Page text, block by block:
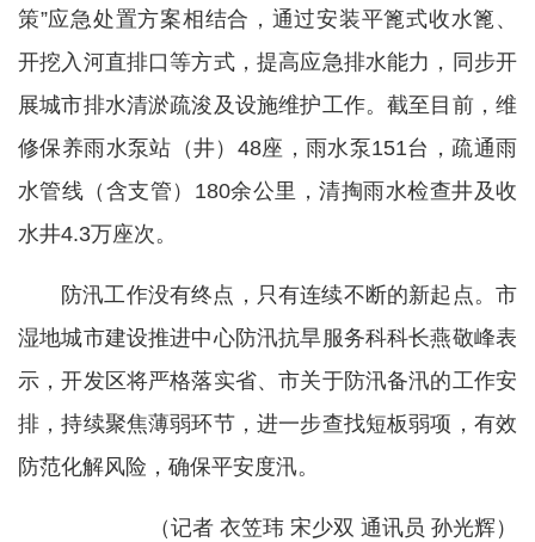
策”应急处置方案相结合，通过安装平篦式收水篦、
开挖入河直排口等方式，提高应急排水能力，同步开
展城市排水清淤疏浚及设施维护工作。截至目前，维
修保养雨水泵站（井）48座，雨水泵151台，疏通雨
水管线（含支管）180余公里，清掏雨水检查井及收
水井4.3万座次。
防汛工作没有终点，只有连续不断的新起点。市
湿地城市建设推进中心防汛抗旱服务科科长燕敬峰表
示，开发区将严格落实省、市关于防汛备汛的工作安
排，持续聚焦薄弱环节，进一步查找短板弱项，有效
防范化解风险，确保平安度汛。
（记者 衣笠玮 宋少双 通讯员 孙光辉 ）